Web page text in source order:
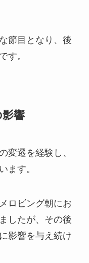
節目となり、後
す。
響
変遷を経験し、
ます。
ロビング朝にお
したが、その後
影響を与え続け